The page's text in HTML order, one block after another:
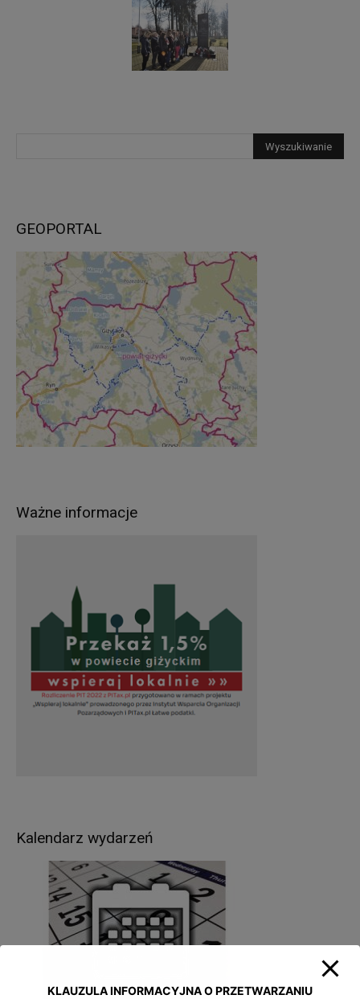
GEOPORTAL
Ważne informacje
Kalendarz wydarzeń
KLAUZULA INFORMACYJNA O PRZETWARZANIU